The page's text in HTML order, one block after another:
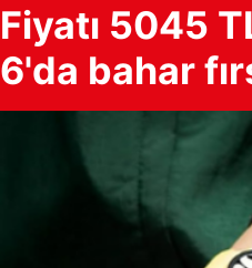
Fiyatı 5045
6'da bahar